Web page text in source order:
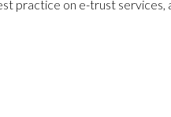
practice on e-trust services,